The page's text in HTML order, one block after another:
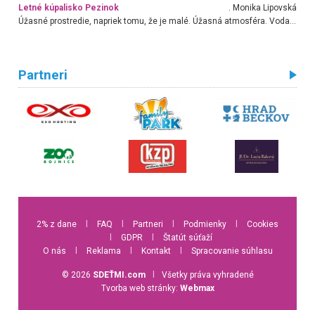
Letné kúpalisko Pezinok
. Monika Lipovská
Úžasné prostredie, napriek tomu, že je malé. Úžasná atmosféra. Voda fantastická a nádherná. Ľudí je pomerne veľa, ale su mili a ohľaduplní. Je veľmi zaujímavé sledovať, ako dokážu spolu športovať cudzí ľudia a bez ohľadu na vek. Vládne tu pohoda. Vnuka neviem dostať z vody. Ďakujem za krásny deň . Urcite sa sem vrátim. Jediný problém je s parkovaním, ale aj ten sa mi podarilo vyriešiť. Monika Bratislava
Partneri
2% z dane FAQ Partneri Podmienky
Cookies
GDPR
Štatút súťaží
O nás
Reklama Kontakt Spracovanie súhlasu
© 2026 SDEŤMI.com
Všetky práva vyhradené
Tvorba web stránky: Webmax